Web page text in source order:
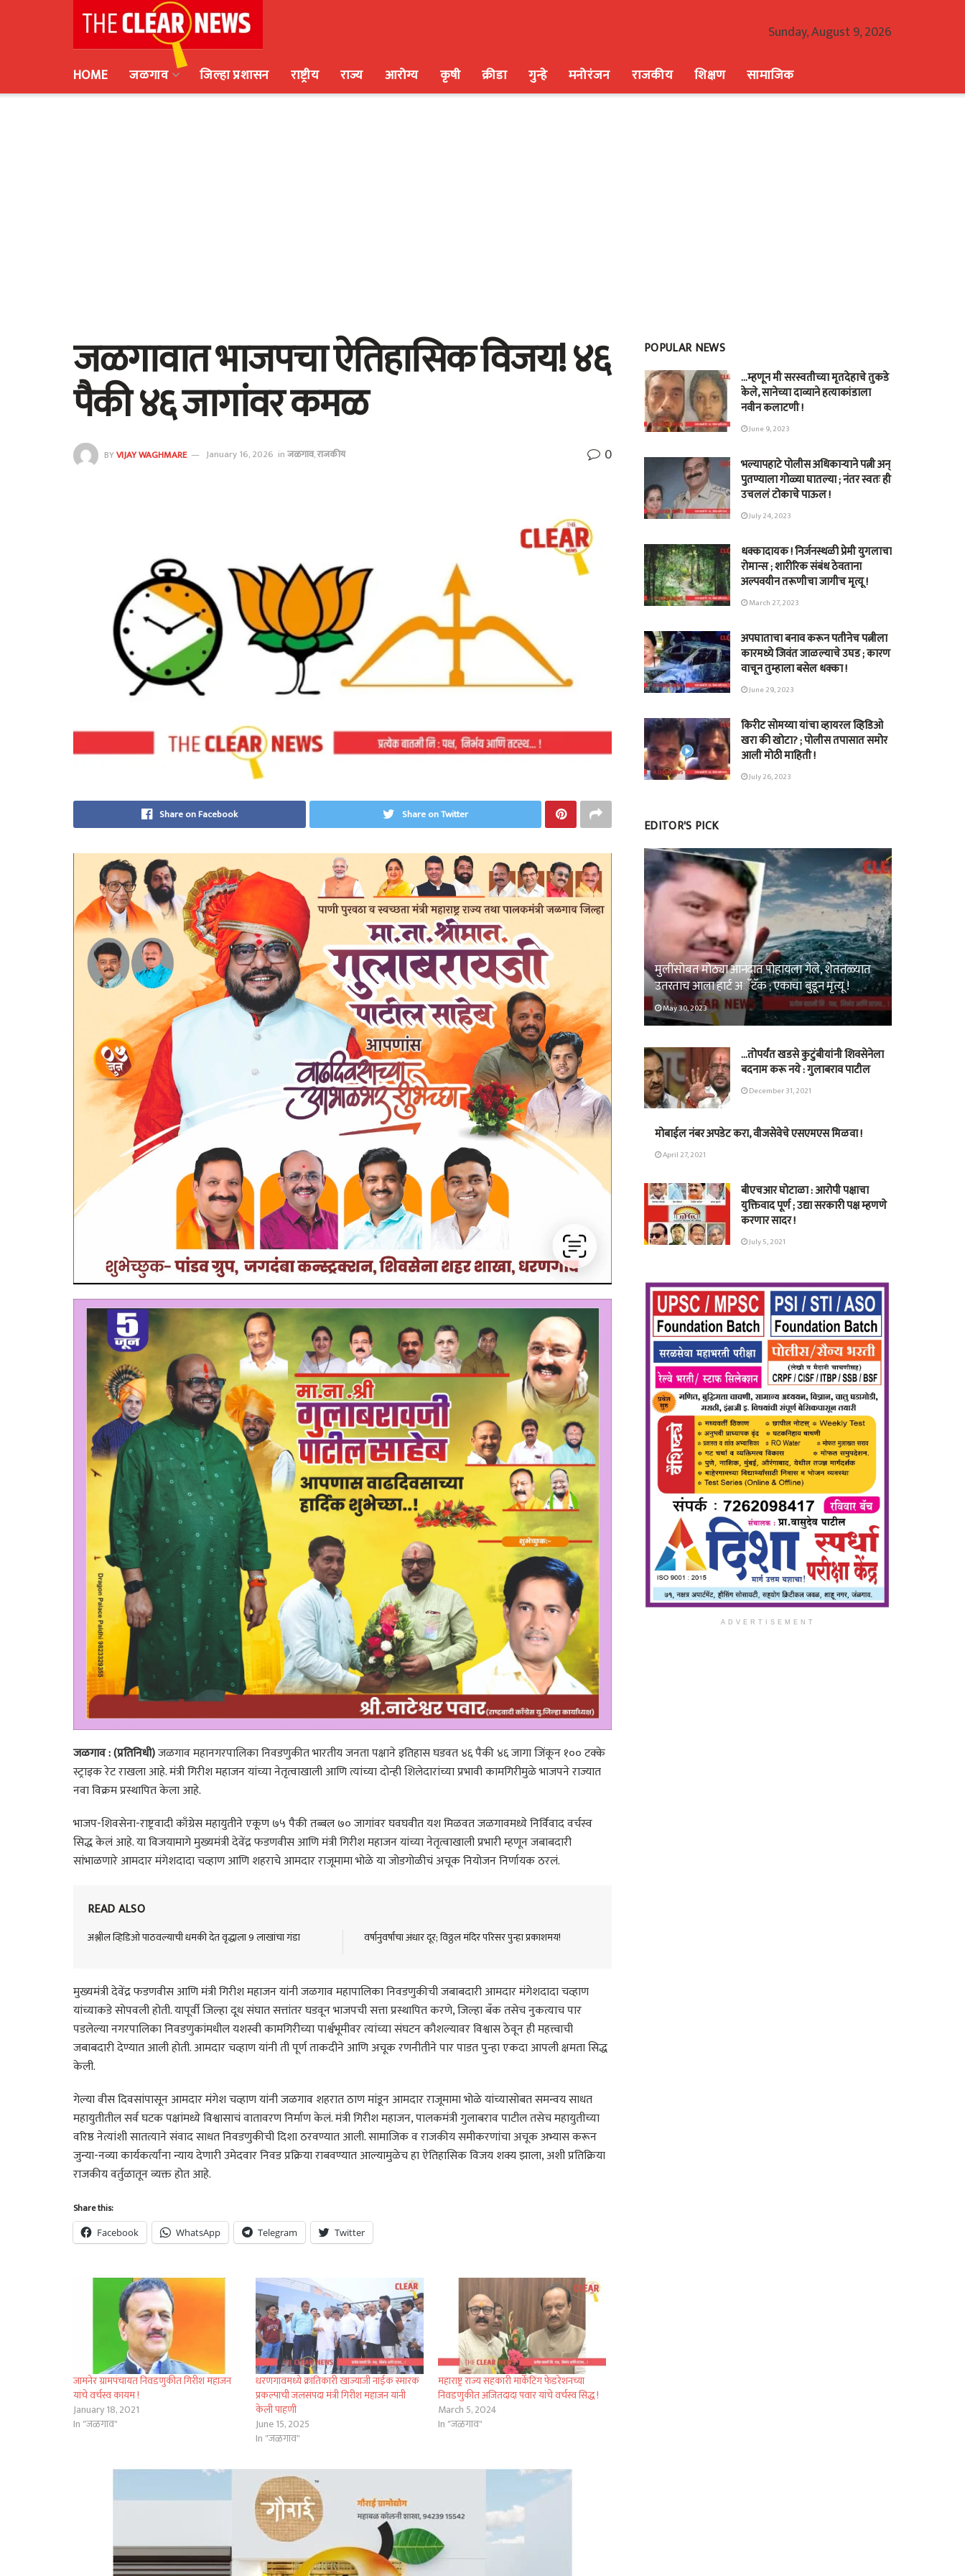
Sunday, August 9, 2026
HOME
जळगाव जिल्हा प्रशासन राष्ट्रीय राज्य आरोग्य कृषी क्रीडा गुन्हे मनोरंजन राजकीय शिक्षण सामाजिक
जळगावात भाजपचा ऐतिहासिक विजय! ४६
पैकी ४६ जागांवर कमळ
BYVIJAY WAGHMARE January 16, 2026 inजळगाव,राजकीय 0
Share on Facebook Share on Twitter
जळगाव : (प्रतिनिधी)जळगाव महानगरपालिका निवडणुकीत भारतीय जनता पक्षाने इतिहास घडवत ४६ पैकी ४६ जागा जिंकून १०० टक्के
स्ट्राइक रेट राखला आहे. मंत्री गिरीश महाजन यांच्या नेतृत्वाखाली आणि त्यांच्या दोन्ही शिलेदारांच्या प्रभावी कामगिरीमुळे भाजपने राज्यात
नवा विक्रम प्रस्थापित केला आहे.
भाजप-शिवसेना-राष्ट्रवादी काँग्रेस महायुतीने एकूण ७५ पैकी तब्बल ७० जागांवर घवघवीत यश मिळवत जळगावमध्ये निर्विवाद वर्चस्व
सिद्ध केलं आहे. या विजयामागे मुख्यमंत्री देवेंद्र फडणवीस आणि मंत्री गिरीश महाजन यांच्या नेतृत्वाखाली प्रभारी म्हणून जबाबदारी
सांभाळणारे आमदार मंगेशदादा चव्हाण आणि शहराचे आमदार राजूमामा भोळे या जोडगोळीचं अचूक नियोजन निर्णायक ठरलं.
READ ALSO
अश्लील व्हिडिओ पाठवल्याची धमकी देत वृद्धाला 9 लाखांचा गंडा वर्षानुवर्षांचा अंधार दूर; विठ्ठल मंदिर परिसर पुन्हा प्रकाशमय!
मुख्यमंत्री देवेंद्र फडणवीस आणि मंत्री गिरीश महाजन यांनी जळगाव महापालिका निवडणुकीची जबाबदारी आमदार मंगेशदादा चव्हाण
यांच्याकडे सोपवली होती. यापूर्वी जिल्हा दूध संघात सत्तांतर घडवून भाजपची सत्ता प्रस्थापित करणे, जिल्हा बँक तसेच नुकत्याच पार
पडलेल्या नगरपालिका निवडणुकांमधील यशस्वी कामगिरीच्या पार्श्वभूमीवर त्यांच्या संघटन कौशल्यावर विश्वास ठेवून ही महत्त्वाची
जबाबदारी देण्यात आली होती. आमदार चव्हाण यांनी ती पूर्ण ताकदीने आणि अचूक रणनीतीने पार पाडत पुन्हा एकदा आपली क्षमता सिद्ध
केली.
गेल्या वीस दिवसांपासून आमदार मंगेश चव्हाण यांनी जळगाव शहरात ठाण मांडून आमदार राजूमामा भोळे यांच्यासोबत समन्वय साधत
महायुतीतील सर्व घटक पक्षांमध्ये विश्वासाचं वातावरण निर्माण केलं. मंत्री गिरीश महाजन, पालकमंत्री गुलाबराव पाटील तसेच महायुतीच्या
वरिष्ठ नेत्यांशी सातत्याने संवाद साधत निवडणुकीची दिशा ठरवण्यात आली. सामाजिक व राजकीय समीकरणांचा अचूक अभ्यास करून
जुन्या-नव्या कार्यकर्त्यांना न्याय देणारी उमेदवार निवड प्रक्रिया राबवण्यात आल्यामुळेच हा ऐतिहासिक विजय शक्य झाला, अशी प्रतिक्रिया
राजकीय वर्तुळातून व्यक्त होत आहे.
Share this:
Facebook WhatsApp Telegram Twitter
जामनेर ग्रामपंचायत निवडणुकीत गिरीश महाजन
यांचे वर्चस्व कायम !
January 18, 2021
In "जळगाव"
धरणगावमध्ये क्रांतिकारी खाज्याजी नाईक स्मारक
प्रकल्पाची जलसंपदा मंत्री गिरीश महाजन यांनी
केली पाहणी
June 15, 2025
In "जळगाव"
महाराष्ट्र राज्य सहकारी मार्केटिंग फेडरेशनच्या
निवडणुकीत अजितदादा पवार यांचे वर्चस्व सिद्ध !
March 5, 2024
In "जळगाव"
POPULAR NEWS
…म्हणून मी सरस्वतीच्या मृतदेहाचे तुकडे
केले, सानेच्या दाव्याने हत्याकांडाला
नवीन कलाटणी !
June 9, 2023
भल्यापहाटे पोलीस अधिकाऱ्याने पत्नी अन्
पुतण्याला गोळ्या घातल्या ; नंतर स्वतः ही
उचललं टोकाचे पाऊल !
July 24, 2023
धक्कादायक ! निर्जनस्थळी प्रेमी युगलाचा
रोमान्स ; शारीरिक संबंध ठेवताना
अल्पवयीन तरूणीचा जागीच मृत्यू !
March 27, 2023
अपघाताचा बनाव करून पतीनेच‎ पत्नीला
कारमध्ये जिवंत जाळल्याचे उघड ; कारण
वाचून तुम्हाला बसेल धक्का !
June 29, 2023
किरीट सोमय्या यांचा व्हायरल व्हिडिओ
खरा की खोटा? ; पोलीस तपासात समोर
आली मोठी माहिती !
July 26, 2023
EDITOR'S PICK
मुलींसोबत मोठ्या आनंदात पोहायला गेले, शेततळ्यात
उतरताच आला हार्ट अॅटॅक ; एकाचा बुडून मृत्यू !
May 30, 2023
…तोपर्यंत खडसे कुटुंबीयांनी शिवसेनेला
बदनाम करू नये : गुलाबराव पाटील
December 31, 2021
मोबाईल नंबर अपडेट करा, वीजसेवेचे एसएमएस मिळवा !
April 27, 2021
बीएचआर घोटाळा : आरोपी पक्षाचा
युक्तिवाद पूर्ण ; उद्या सरकारी पक्ष म्हणणे
करणार सादर !
July 5, 2021
ADVERTISEMENT